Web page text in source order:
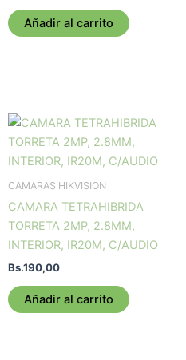
Añadir al carrito
CAMARAS HIKVISION
CAMARA TETRAHIBRIDA
TORRETA 2MP, 2.8MM,
INTERIOR, IR20M, C/AUDIO
Bs.190,00
Añadir al carrito